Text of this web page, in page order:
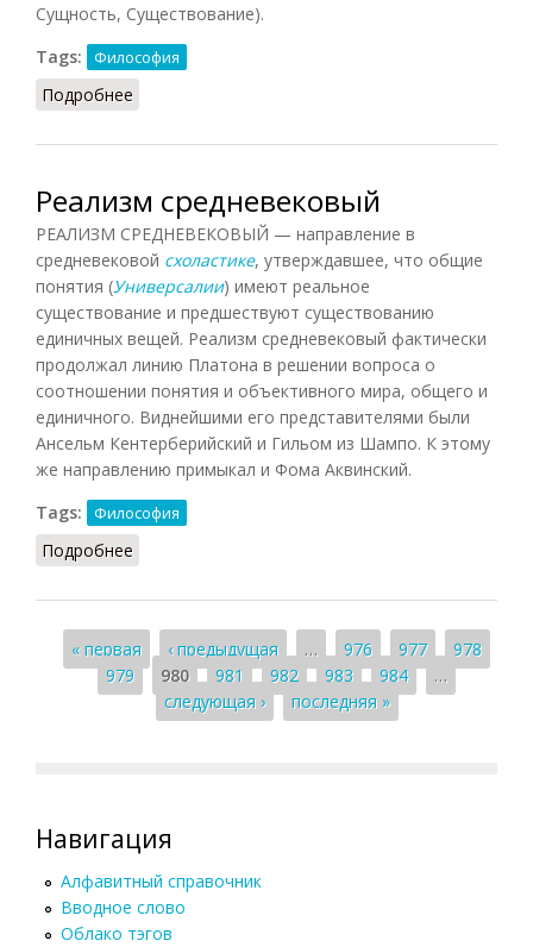
Сущность, Существование).
Tags:
Философия
Подробнее
Реализм средневековый
РЕАЛИЗМ СРЕДНЕВЕКОВЫЙ — направление в
средневековой схоластике, утверждавшее, что общие
понятия (Универсалии) имеют реальное
существование и предшествуют существованию
единичных вещей. Реализм средневековый фактически
продолжал линию Платона в решении вопроса о
соотношении понятия и объективного мира, общего и
единичного. Виднейшими его представителями были
Ансельм Кентерберийский и Гильом из Шампо. К этому
же направлению примыкал и Фома Аквинский.
Tags:
Философия
Подробнее
Страницы
« первая ‹ предыдущая … 976 977
978
979
980 981 982 983 984
…
следующая ›
последняя »
Навигация
Алфавитный справочник
Вводное слово
Облако тэгов